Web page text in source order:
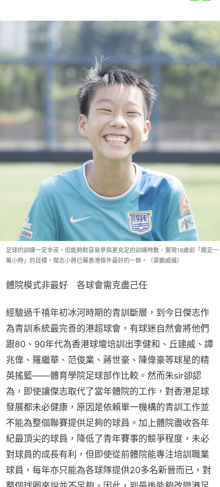
足球的訓練一定辛苦，但能夠較容易參與更充足的訓練時數，實現18歲前「踢足一
萬小時」的目標，傑志小將已屬香港條件最好的一群。（梁鵬威攝）
體院模式非最好　各球會需克盡己任
經驗過千禧年初冰河時期的青訓斷層，到今日傑志作
為青訓系統最完善的港超球會，有球迷自然會將他們
跟80、90年代為香港球壇培訓出李健和、丘建威、譚
兆偉、羅繼華、范俊業、蔣世豪、陳偉豪等球星的精
英搖籃——體育學院足球部作比較。然而朱sir卻認
為，即使讓傑志取代了當年體院的工作，對香港足球
發展都未必健康，原因是依賴單一機構的青訓工作並
不能為整個聯賽提供足夠的球員。加上體院盡收各年
紀最頂尖的球員，降低了青年賽事的競爭程度，未必
對球員的成長有利，但即使從前體院能專注培訓職業
球員，每年亦只能為各球隊提供20多名新晉而已，對